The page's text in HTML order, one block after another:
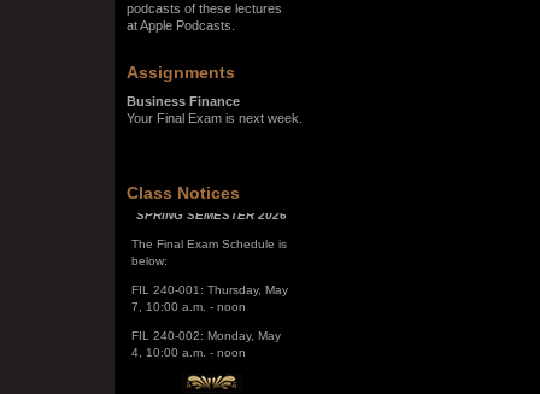
podcasts of these lectures
at Apple Podcasts.
Assignments
Business Finance
Your Final Exam is next week.
Class Notices
SPRING SEMESTER 2026
The Final Exam Schedule is
FIL 240-001: Thursday, May
FIL 240-002: Monday, May